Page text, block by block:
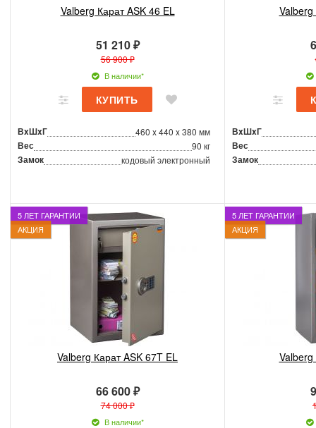
Valberg Карат ASK 46 EL
51 210 ₽
56 900 ₽
В наличии*
ВxШxГ 460 x 440 x 380 мм
Вес 90 кг
Замок кодовый электронный
Valberg
ВxШxГ
Вес
Замок
5 ЛЕТ ГАРАНТИИ
АКЦИЯ
Valberg Карат ASK 67T EL
66 600 ₽
74 000 ₽
В наличии*
5 ЛЕТ ГАРАНТИИ
АКЦИЯ
Valberg